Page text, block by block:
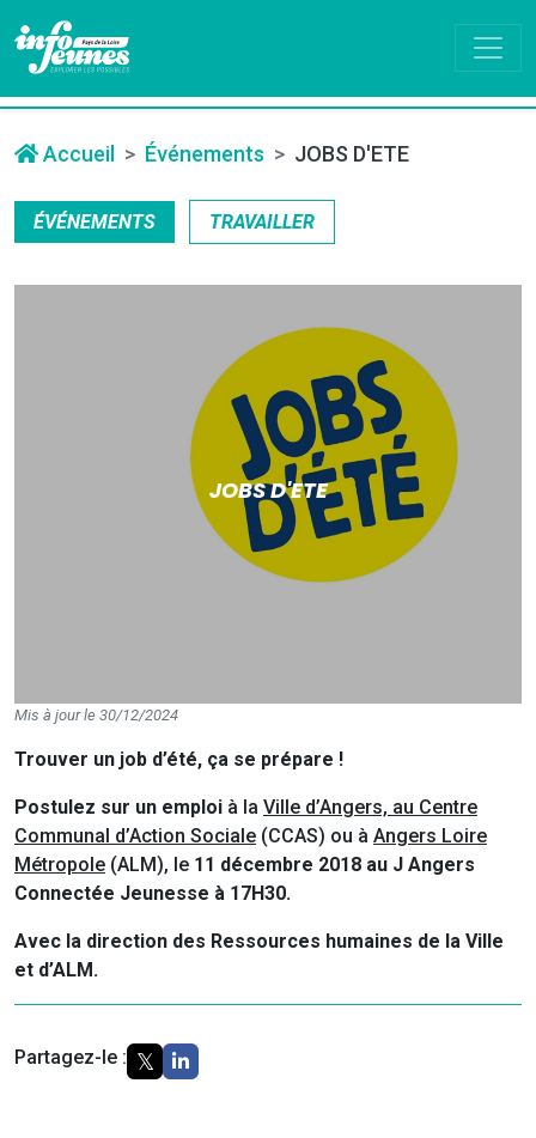
Accueil Événements JOBS D'ETE
ÉVÉNEMENTS TRAVAILLER
JOBS D'ETE
Mis à jour le 30/12/2024
Trouver un job d’été, ça se prépare !
Postulez sur un emploi à la Ville d’Angers, au Centre
Communal d’Action Sociale (CCAS) ou à Angers Loire
Métropole (ALM), le 11 décembre 2018 au J Angers
Connectée Jeunesse à 17H30.
Avec la direction des Ressources humaines de la Ville
et d’ALM.
Partagez-le :